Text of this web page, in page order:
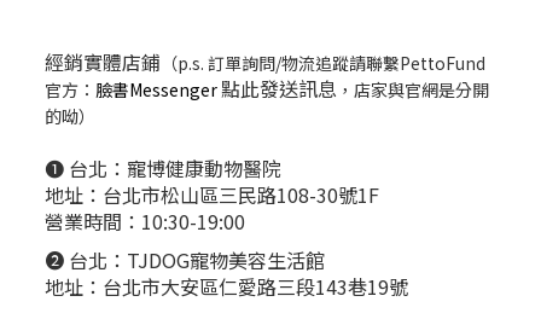
經銷實體店鋪 （p.s. 訂單詢問/物流追蹤請聯繫PettoFund
官方： 臉書Messenger點此發送訊息 ，店家與官網是分開
的呦）
❶ 台北： 寵博健康動物醫院
地址：台北市松山區三民路108-30號1F
營業時間：10:30-19:00
❷ 台北： TJDOG寵物美容生活館
地址：台北市大安區仁愛路三段143巷19號